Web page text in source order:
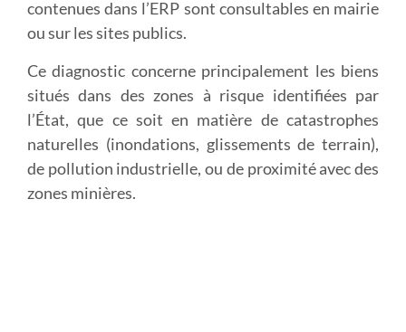
contenues dans l’ERP sont consultables en mairie
ou sur les sites publics.
Ce diagnostic concerne principalement les biens
situés dans des zones à risque identifiées par
l’État, que ce soit en matière de catastrophes
naturelles (inondations, glissements de terrain),
de pollution industrielle, ou de proximité avec des
zones minières.